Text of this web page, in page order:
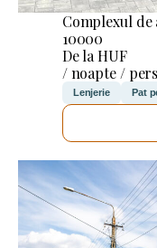
Complexul
10000
De la HUF
/ noapte /
Lenjerie Pat